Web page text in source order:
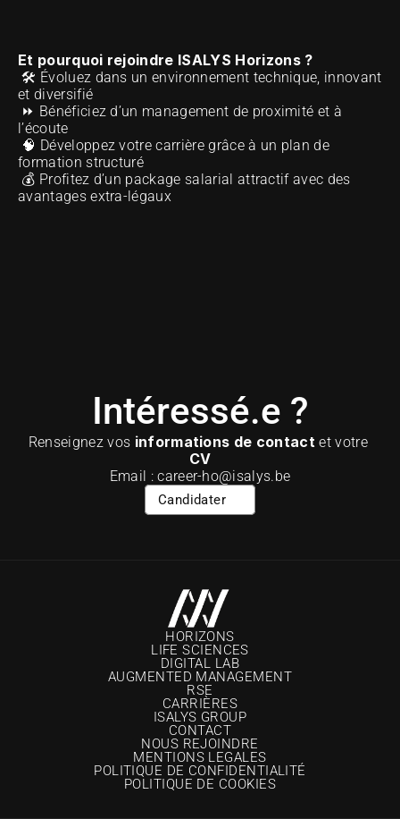
Et pourquoi rejoindre ISALYS Horizons ?
🛠️ Évoluez dans un environnement technique, innovant
et diversifié
l’écoute
formation structuré
avantages extra-légaux
Intéressé.e ?
Renseignez vos informations de contact et votre
CV
Email : career-ho@isalys.be
Candidater
HORIZONS
LIFE SCIENCES
DIGITAL LAB
AUGMENTED MANAGEMENT
RSE
CARRIÈRES
ISALYS GROUP
CONTACT
NOUS REJOINDRE
MENTIONS LEGALES
POLITIQUE DE CONFIDENTIALITÉ
POLITIQUE DE COOKIES